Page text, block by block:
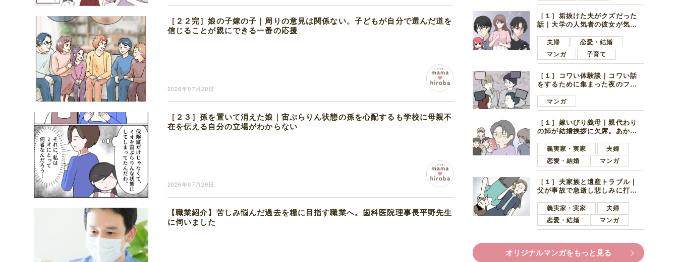
［２２完］娘の子嫁の子｜周りの意見は関係ない。子どもが自分で選んだ道を
信じることが親にできる一番の応援
2026年07月29日
［２３］孫を置いて消えた娘｜宙ぶらりん状態の孫を心配するも学校に母親不
在を伝える自分の立場がわからない
2026年07月29日
【職業紹介】苦しみ悩んだ過去を糧に目指す職業へ。歯科医院理事長平野先生
に伺いました
［１］垢抜けた夫がクズだった
話｜大学の人気者の彼女が気に
子学生
夫婦
恋愛・結婚
マンガ
子育て
［１］コワい体験談｜コワい話
をするために集まった夜のファ
好きの男の子ママ
マンガ
［１］嫁いびり義母｜親代わり
の姉が結婚挨拶に欠席。あから
義実家・実家
夫婦
恋愛・結婚
マンガ
［１］夫家族と遺産トラブル｜
父が事故で急逝し悲しみに打ち
ます夫
義実家・実家
夫婦
恋愛・結婚
マンガ
オリジナルマンガをもっと見る